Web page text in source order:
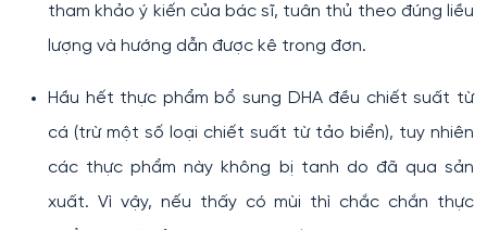
tham khảo ý kiến của bác sĩ, tuân thủ theo đúng liều
lượng và hướng dẫn được kê trong đơn.
Hầu hết thực phẩm bổ sung DHA đều chiết suất từ
cá (trừ một số loại chiết suất từ tảo biển), tuy nhiên
các thực phẩm này không bị tanh do đã qua sản
xuất. Vì vậy, nếu thấy có mùi thì chắc chắn thực